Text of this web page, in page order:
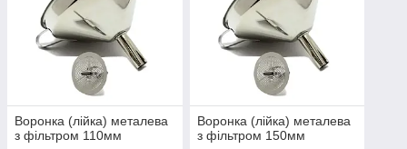
Воронка (лійка) металева
з фільтром 110мм
Воронка (лійка) металева
з фільтром 150мм